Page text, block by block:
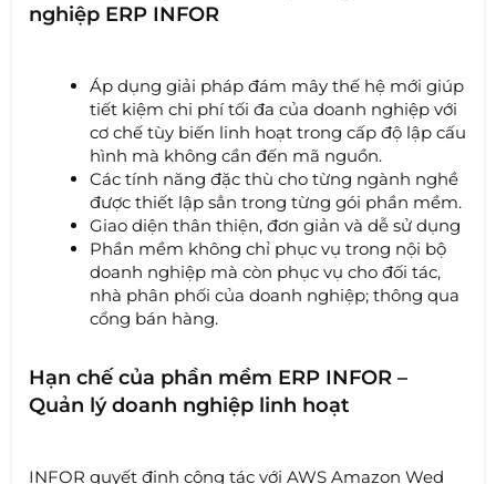
nghiệp ERP INFOR
Áp dụng giải pháp đám mây thế hệ mới giúp
tiết kiệm chi phí tối đa của doanh nghiệp với
cơ chế tùy biến linh hoạt trong cấp độ lập cấu
hình mà không cần đến mã nguồn.
Các tính năng đặc thù cho từng ngành nghề
được thiết lập sẳn trong từng gói phần mềm.
Giao diện thân thiện, đơn giản và dễ sử dụng
Phần mềm không chỉ phục vụ trong nội bộ
doanh nghiệp mà còn phục vụ cho đối tác,
nhà phân phối của doanh nghiệp; thông qua
cổng bán hàng.
Hạn chế của phần mềm ERP INFOR –
Quản lý doanh nghiệp linh hoạt
INFOR quyết định cộng tác với AWS Amazon Wed